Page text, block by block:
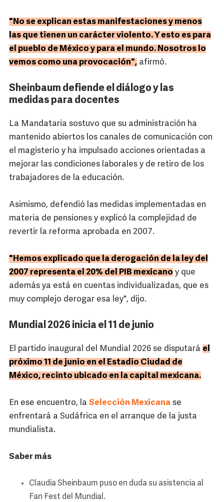
"No se explican estas manifestaciones y menos
las que tienen un carácter violento. Y esto es para
el pueblo de México y para el mundo. Nosotros lo
vemos como una provocación", afirmó.
Sheinbaum defiende el diálogo y las
medidas para docentes
La Mandataria sostuvo que su administración ha
mantenido abiertos los canales de comunicación con
el magisterio y ha impulsado acciones orientadas a
mejorar las condiciones laborales y de retiro de los
trabajadores de la educación.
Asimismo, defendió las medidas implementadas en
materia de pensiones y explicó la complejidad de
revertir la reforma aprobada en 2007.
"Hemos explicado que la derogación de la ley del
2007 representa el 20% del PIB mexicano y que
además ya está en cuentas individualizadas, que es
muy complejo derogar esa ley", dijo.
Mundial 2026 inicia el 11 de junio
El partido inaugural del Mundial 2026 se disputará el
próximo 11 de junio en el Estadio Ciudad de
México, recinto ubicado en la capital mexicana.
En ese encuentro, la Selección Mexicana se
enfrentará a Sudáfrica en el arranque de la justa
mundialista.
Saber más
Claudia Sheinbaum puso en duda su asistencia al
Fan Fest del Mundial.